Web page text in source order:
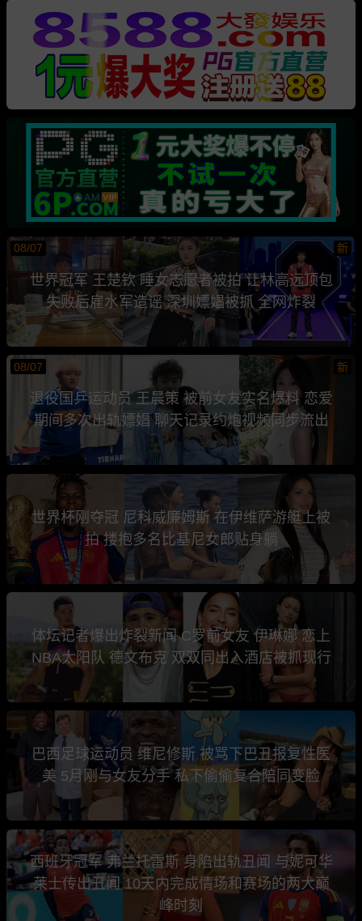
08/07 新
世界冠军 王楚钦 睡女志愿者被拍 让林高远顶包
失败后雇水军造谣 深圳嫖娼被抓 全网炸裂
08/07 新
退役国乒运动员 王晨策 被前女友实名爆料 恋爱
期间多次出轨嫖娼 聊天记录约炮视频同步流出
世界杯刚夺冠 尼科威廉姆斯 在伊维萨游艇上被
拍 搂抱多名比基尼女郎贴身躺
体坛记者爆出炸裂新闻 C罗前女友 伊琳娜 恋上
NBA太阳队 德文布克 双双同出入酒店被抓现行
巴西足球运动员 维尼修斯 被骂下巴丑报复性医
美 5月刚与女友分手 私下偷偷复合陪同变脸
西班牙冠军 弗兰托雷斯 身陷出轨丑闻 与妮可华
莱士传出丑闻 10天内完成情场和赛场的两大巅
峰时刻